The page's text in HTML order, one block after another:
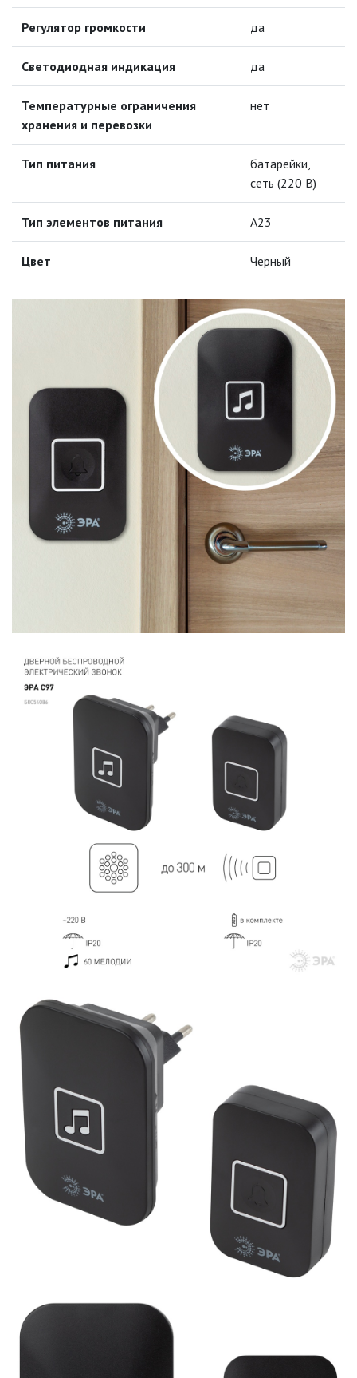
ТОЧЕЧНЫЕ СВЕТИЛЬНИКИ
УЛИЧНОЕ ОСВЕЩЕНИЕ НА
СОЛНЕЧНЫХ БАТАРЕЯХ
ФОНТАНЫ
ЭЛЕКТРОЗВОНКИ И АКСЕССУАРЫ
ВИДЕОЗВОНКИ
ЗВОНКИ БЕСПРОВОДНЫЕ
ЭЛЕКТРОУСТАНОВОЧНЫЕ
ЭЛЕМЕНТЫ ПИТАНИЯ
НОВОСТИ
ОПЛАТА И ДОСТАВКА
ЗАДАТЬ ВОПРОС
ЗАЯВКА
КОНТАКТЫ
Регулятор громкости да
Светодиодная индикация да
Температурные ограничения
хранения и перевозки
нет
Тип питания
батарейки,
сеть (220 В)
Тип элементов питания A23
Цвет Черный